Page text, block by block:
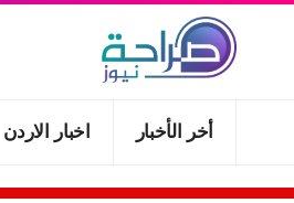
أخر الأخبار اخبار الاردن